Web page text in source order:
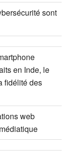
sont
en Inde, le
fidélité des
web